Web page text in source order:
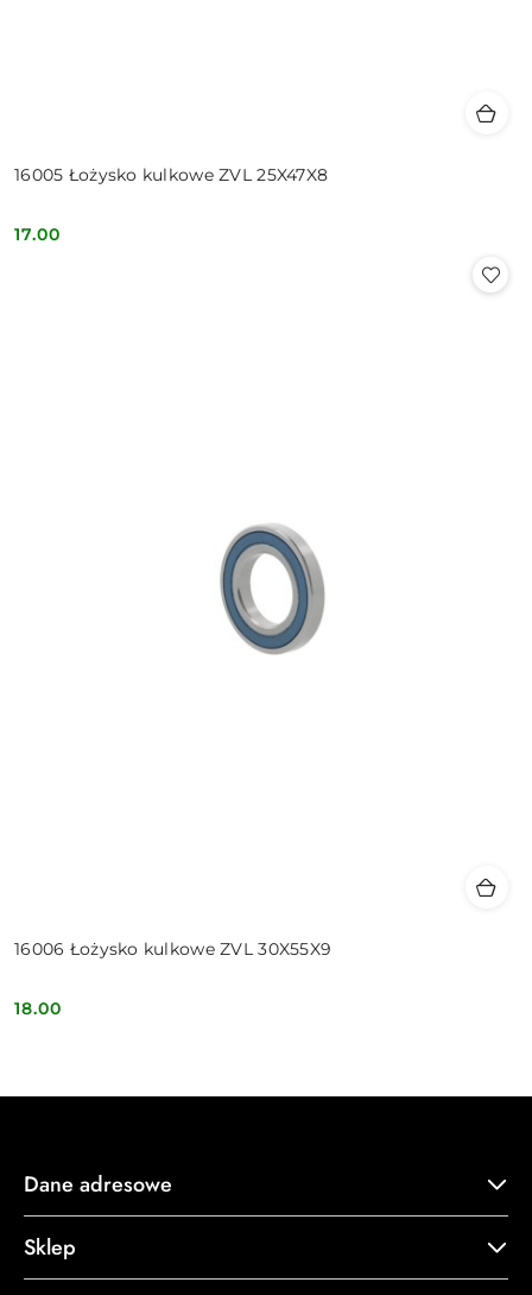
16005 Łożysko kulkowe ZVL 25X47X8
Cena:
17.00
16006 Łożysko kulkowe ZVL 30X55X9
Cena:
18.00
Dane adresowe
Sklep